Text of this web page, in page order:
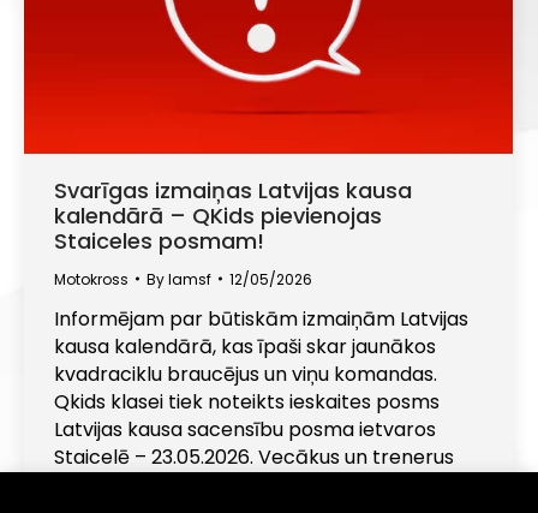
Svarīgas izmaiņas Latvijas kausa
kalendārā – QKids pievienojas
Staiceles posmam!
Motokross Bylamsf 12/05/2026
Informējam par būtiskām izmaiņām Latvijas
kausa kalendārā, kas īpaši skar jaunākos
kvadraciklu braucējus un viņu komandas.
Qkids klasei tiek noteikts ieskaites posms
Latvijas kausa sacensību posma ietvaros
Staicelē – 23.05.2026. Vecākus un trenerus